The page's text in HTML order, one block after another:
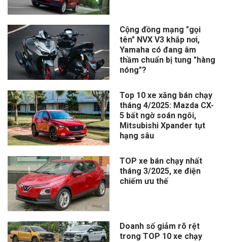
Cộng đồng mạng "gọi
tên" NVX V3 khắp nơi,
Yamaha có đang âm
thầm chuẩn bị tung "hàng
nóng"?
Top 10 xe xăng bán chạy
tháng 4/2025: Mazda CX-
5 bất ngờ soán ngôi,
Mitsubishi Xpander tụt
hạng sâu
TOP xe bán chạy nhất
tháng 3/2025, xe điện
chiếm ưu thế
Doanh số giảm rõ rệt
trong TOP 10 xe chạy